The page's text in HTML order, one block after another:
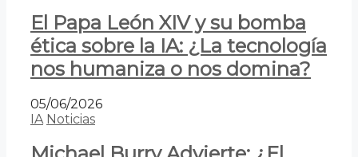
El Papa León XIV y su bomba
ética sobre la IA: ¿La tecnología
nos humaniza o nos domina?
05/06/2026
IA Noticias